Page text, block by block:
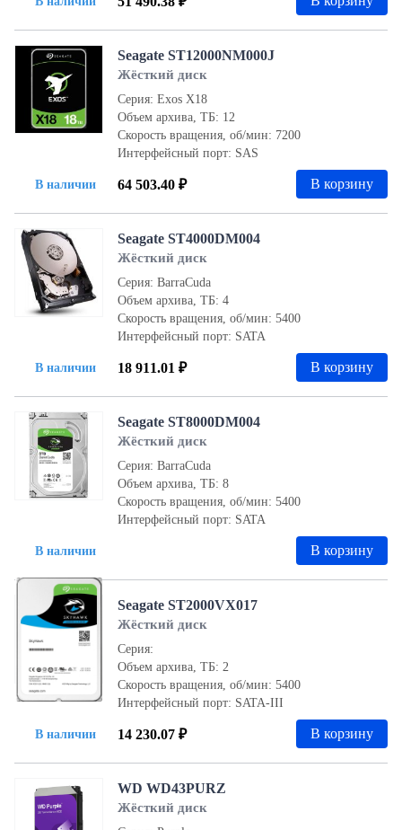
В наличии
Seagate ST12000NM000J
Жёсткий диск
Серия: Exos X18
Объем архива, ТБ: 12
Скорость вращения, об/мин: 7200
Интерфейсный порт: SAS
64 503.40 ₽ В корзину
В наличии
Seagate ST4000DM004
Жёсткий диск
Серия: BarraCuda
Объем архива, ТБ: 4
Скорость вращения, об/мин: 5400
Интерфейсный порт: SATA
18 911.01 ₽ В корзину
В наличии
Seagate ST8000DM004
Жёсткий диск
Серия: BarraCuda
Объем архива, ТБ: 8
Скорость вращения, об/мин: 5400
Интерфейсный порт: SATA
В корзину
В наличии
Seagate ST2000VX017
Жёсткий диск
Серия:
Объем архива, ТБ: 2
Скорость вращения, об/мин: 5400
Интерфейсный порт: SATA-III
14 230.07 ₽ В корзину
WD WD43PURZ
Жёсткий диск